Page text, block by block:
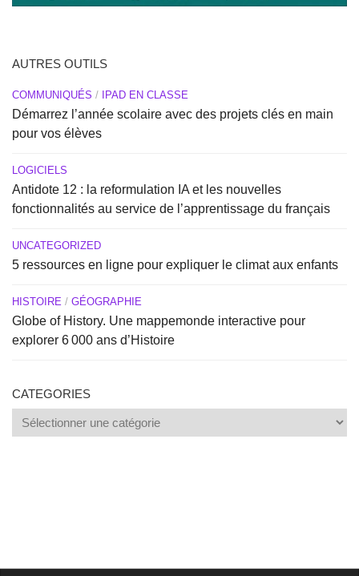
AUTRES OUTILS
COMMUNIQUÉS / IPAD EN CLASSE
Démarrez l’année scolaire avec des projets clés en main
pour vos élèves
LOGICIELS
Antidote 12 : la reformulation IA et les nouvelles
fonctionnalités au service de l’apprentissage du français
UNCATEGORIZED
5 ressources en ligne pour expliquer le climat aux enfants
HISTOIRE / GÉOGRAPHIE
Globe of History. Une mappemonde interactive pour
explorer 6 000 ans d’Histoire
CATEGORIES
Categories